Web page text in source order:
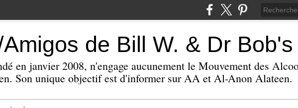
de Bill W. & Dr
en janvier 2008, n'engage aucunement le Mouvement des
Son unique objectif est d'informer sur AA et Al-Anon Alateen.